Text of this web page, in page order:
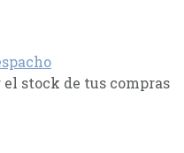
stock de tus compras